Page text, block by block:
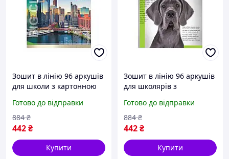
Зошит в лінію 96 аркушів
для школи з картонною
упаковці
Готово до відправки
442₴
884 ₴
Купити
Зошит в лінію 96 аркушів
для школярів з
та офсетним блоком
Готово до відправки
442₴
884 ₴
Купити